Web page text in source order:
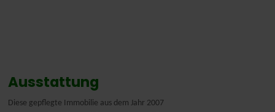
Ausstattung
Diese gepflegte Immobilie aus dem Jahr 2007